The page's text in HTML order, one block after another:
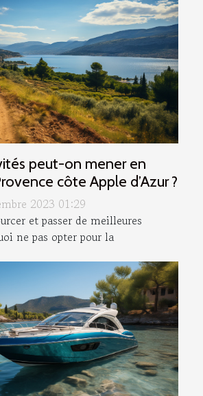
peut-on mener en
côte Apple d’Azur ?
2023 01:29
et passer de meilleures
ne pas opter pour la